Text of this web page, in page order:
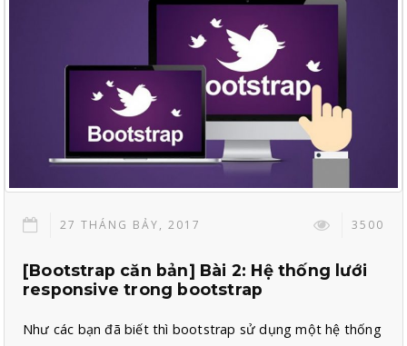
27 THÁNG BẢY, 2017 3500
[Bootstrap căn bản] Bài 2: Hệ thống lưới
responsive trong bootstrap
Như các bạn đã biết thì bootstrap sử dụng một hệ thống